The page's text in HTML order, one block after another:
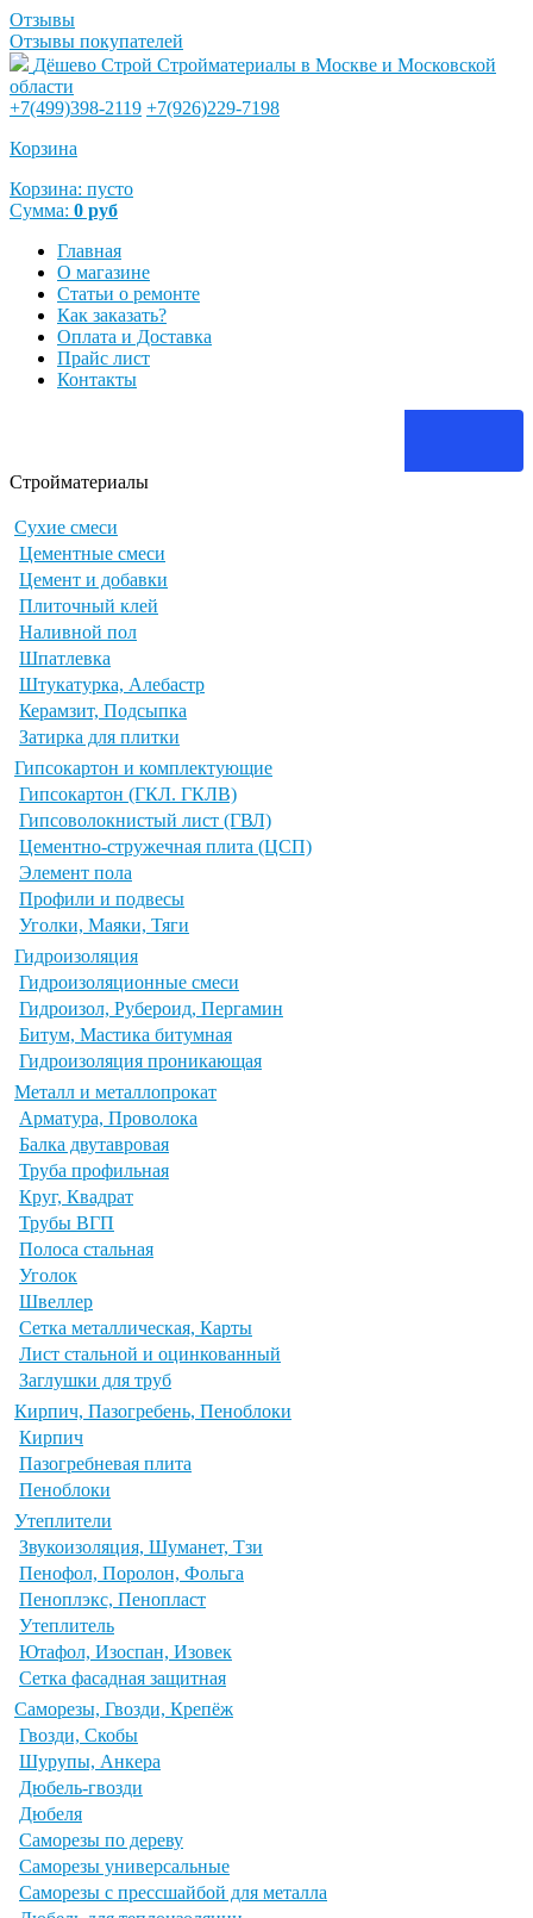
Отзывы
Отзывы покупателей
Дёшево Строй Стройматериалы в Москве и Московской
области
+7(499)398-2119 +7(926)229-7198
Корзина
Корзина: пусто
Сумма: 0 руб
Главная
О магазине
Статьи о ремонте
Как заказать?
Оплата и Доставка
Прайс лист
Контакты
Стройматериалы
Сухие смеси
Цементные смеси
Цемент и добавки
Плиточный клей
Наливной пол
Шпатлевка
Штукатурка, Алебастр
Керамзит, Подсыпка
Затирка для плитки
Гипсокартон и комплектующие
Гипсокартон (ГКЛ. ГКЛВ)
Гипсоволокнистый лист (ГВЛ)
Цементно-стружечная плита (ЦСП)
Элемент пола
Профили и подвесы
Уголки, Маяки, Тяги
Гидроизоляция
Гидроизоляционные смеси
Гидроизол, Рубероид, Пергамин
Битум, Мастика битумная
Гидроизоляция проникающая
Металл и металлопрокат
Арматура, Проволока
Балка двутавровая
Труба профильная
Круг, Квадрат
Трубы ВГП
Полоса стальная
Уголок
Швеллер
Сетка металлическая, Карты
Лист стальной и оцинкованный
Заглушки для труб
Кирпич, Пазогребень, Пеноблоки
Кирпич
Пазогребневая плита
Пеноблоки
Утеплители
Звукоизоляция, Шуманет, Тзи
Пенофол, Поролон, Фольга
Пеноплэкс, Пенопласт
Утеплитель
Ютафол, Изоспан, Изовек
Сетка фасадная защитная
Саморезы, Гвозди, Крепёж
Гвозди, Скобы
Шурупы, Анкера
Дюбель-гвозди
Дюбеля
Саморезы по дереву
Саморезы универсальные
Саморезы с прессшайбой для металла